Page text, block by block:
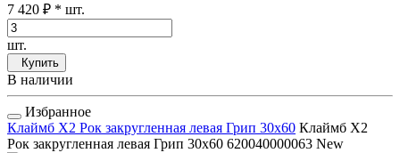
7 420 ₽ * шт.
шт.
Купить
В наличии
Избранное
Клаймб Х2 Рок закругленная левая Грип 30x60 Клаймб Х2
Рок закругленная левая Грип 30x60 620040000063 New